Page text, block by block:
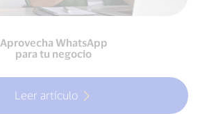
Aprovecha WhatsApp
para tu negocio
Leer artículo